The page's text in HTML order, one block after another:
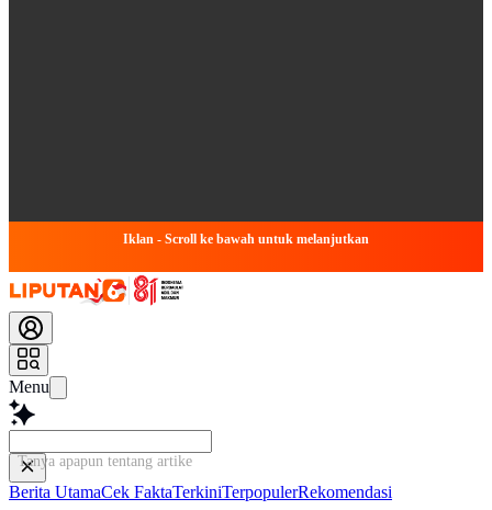
Iklan - Scroll ke bawah untuk melanjutkan
Menu
Tanya apapun tentang artikel ini...
Berita UtamaCek FaktaTerkiniTerpopulerRekomendasi